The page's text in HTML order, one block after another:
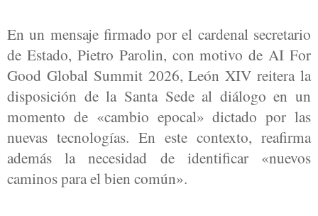
En un mensaje firmado por el cardenal secretario
de Estado, Pietro Parolin, con motivo de AI For
Good Global Summit 2026, León XIV reitera la
disposición de la Santa Sede al diálogo en un
momento de «cambio epocal» dictado por las
nuevas tecnologías. En este contexto, reafirma
además la necesidad de identificar «nuevos
caminos para el bien común».